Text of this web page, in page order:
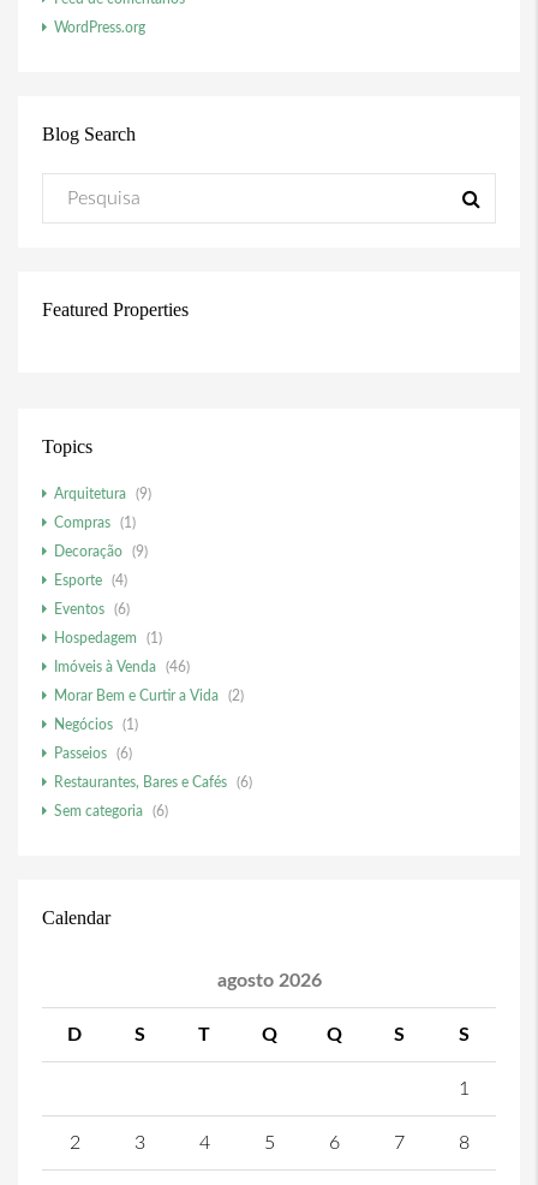
WordPress.org
Blog Search
Featured Properties
Topics
Arquitetura
(9)
Compras
(1)
Decoração
(9)
Esporte
(4)
Eventos
(6)
Hospedagem
(1)
Imóveis à Venda
(46)
Morar Bem e Curtir a Vida
(2)
Negócios
(1)
Passeios
(6)
Restaurantes, Bares e Cafés
(6)
Sem categoria
(6)
Calendar
agosto 2026
D S T Q Q S S
1
2 3 4 5 6 7 8